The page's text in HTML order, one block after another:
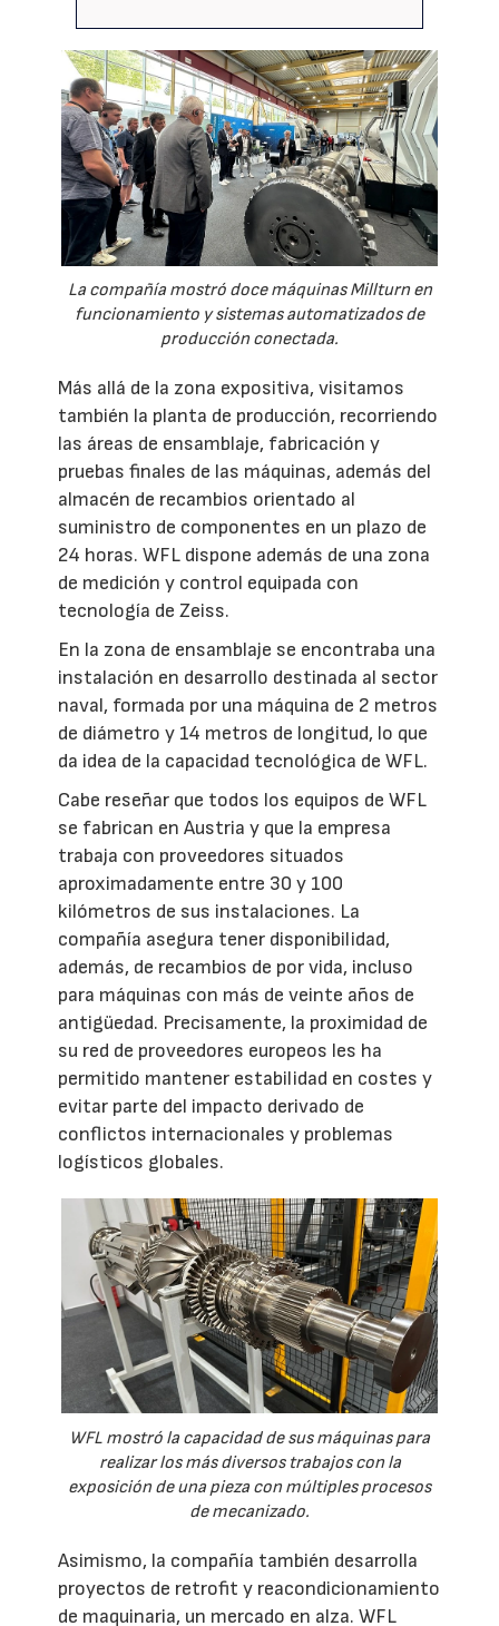
La compañía mostró doce máquinas Millturn en
funcionamiento y sistemas automatizados de
producción conectada.
Más allá de la zona expositiva, visitamos
también la planta de producción, recorriendo
las áreas de ensamblaje, fabricación y
pruebas finales de las máquinas, además del
almacén de recambios orientado al
suministro de componentes en un plazo de
24 horas. WFL dispone además de una zona
de medición y control equipada con
tecnología de Zeiss.
En la zona de ensamblaje se encontraba una
instalación en desarrollo destinada al sector
naval, formada por una máquina de 2 metros
de diámetro y 14 metros de longitud, lo que
da idea de la capacidad tecnológica de WFL.
Cabe reseñar que todos los equipos de WFL
se fabrican en Austria y que la empresa
trabaja con proveedores situados
aproximadamente entre 30 y 100
kilómetros de sus instalaciones. La
compañía asegura tener disponibilidad,
además, de recambios de por vida, incluso
para máquinas con más de veinte años de
antigüedad. Precisamente, la proximidad de
su red de proveedores europeos les ha
permitido mantener estabilidad en costes y
evitar parte del impacto derivado de
conflictos internacionales y problemas
logísticos globales.
WFL mostró la capacidad de sus máquinas para
realizar los más diversos trabajos con la
exposición de una pieza con múltiples procesos
de mecanizado.
Asimismo, la compañía también desarrolla
proyectos de retrofit y reacondicionamiento
de maquinaria, un mercado en alza. WFL